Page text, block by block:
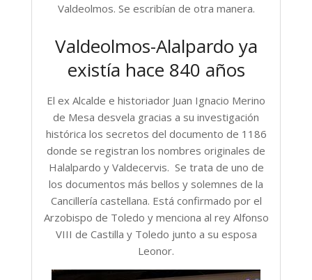
Valdeolmos. Se escribían de otra manera.
Valdeolmos-Alalpardo ya
existía hace 840 años
El ex Alcalde e historiador Juan Ignacio Merino
de Mesa desvela gracias a su investigación
histórica los secretos del documento de 1186
donde se registran los nombres originales de
Halalpardo y Valdecervis. Se trata de uno de
los documentos más bellos y solemnes de la
Cancillería castellana. Está confirmado por el
Arzobispo de Toledo y menciona al rey Alfonso
VIII de Castilla y Toledo junto a su esposa
Leonor.